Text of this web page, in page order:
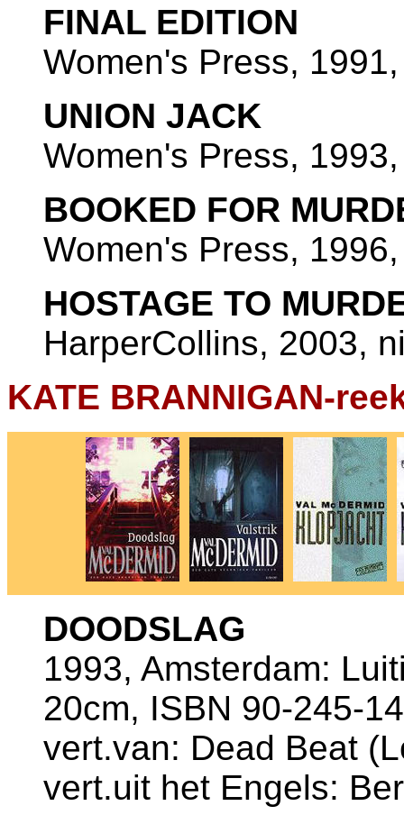
FINAL EDITION
Women's Press,
UNION JACK
Women's Press,
BOOKED FOR
Women's Press,
HOSTAGE TO
HarperCollins, 2003,
KATE BRANNIGAN-
DOODSLAG
1993, Amsterdam:
20cm, ISBN 90-245-
vert.van: Dead Beat
vert.uit het Engels: